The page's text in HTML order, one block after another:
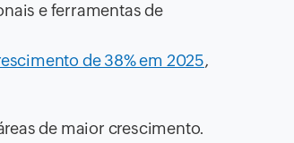
e ferramentas de
de 38% em 2025,
de maior crescimento.